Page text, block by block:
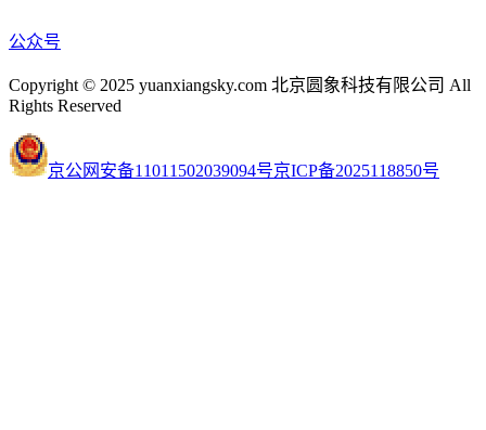
公众号
Copyright © 2025 yuanxiangsky.com 北京圆象科技有限公司 All
Rights Reserved
京公网安备11011502039094号京ICP备2025118850号